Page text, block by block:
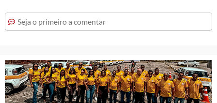
Seja o primeiro a comentar